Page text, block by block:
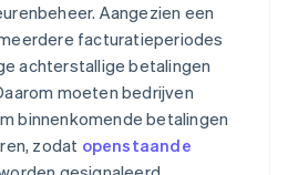
Aangezien een
facturatieperiodes
achterstallige betalingen
moeten bedrijven
binnenkomende betalingen
zodat openstaande